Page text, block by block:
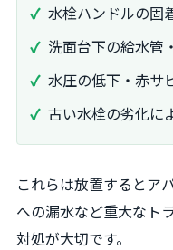
水栓ハンドルの固
洗面台下の給水管
水圧の低下・赤サ
古い水栓の劣化に
これらは放置するとア
への漏水など重大なト
対処が大切です。